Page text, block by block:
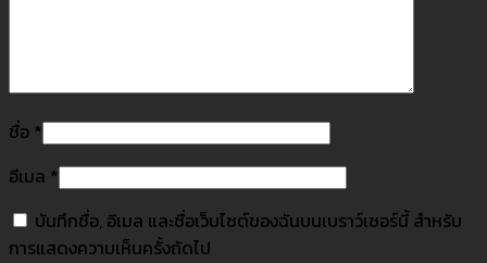
ชื่อ *
อีเมล *
บันทึกชื่อ, อีเมล และชื่อเว็บไซต์ของฉันบนเบราว์เซอร์นี้ สำหรับ
การแสดงความเห็นครั้งถัดไป